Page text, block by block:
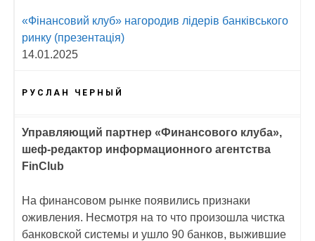
«Фінансовий клуб» нагородив лідерів банківського
ринку (презентація)
14.01.2025
РУСЛАН ЧЕРНЫЙ
Управляющий партнер «Финансового клуба»,
шеф-редактор информационного агентства
FinClub
На финансовом рынке появились признаки
оживления. Несмотря на то что произошла чистка
банковской системы и ушло 90 банков, выжившие